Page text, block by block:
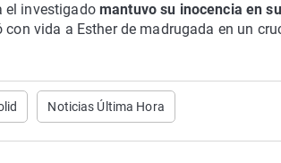
el investigadomantuvo su inocencia en
con vida a Esther de madrugada en un
Noticias Última Hora